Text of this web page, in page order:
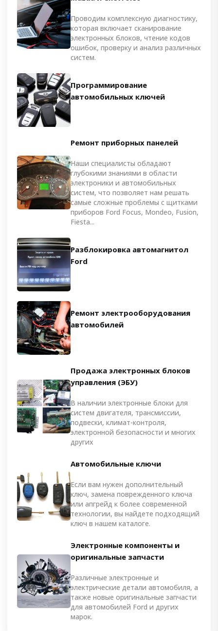
Проводим комплексную диагностику,
которая включает сканирование
электронных блоков, чтение кодов
ошибок, проверку и анализ различных
систем.
Программирование
автомобильных ключей
Ремонт приборных панелей
Наши специалисты обладают
глубокими знаниями в области
электроники и автомобильных
систем, что позволяет нам решать
самые сложные проблемы с щитками
приборов Ford Focus, Mondeo, Fusion,
Fiesta...
Разблокировка автомагнитол
Ford
Ремонт электрооборудования
автомобилей
Продажа электронных блоков
управления (ЭБУ)
В наличии электронные блоки для
систем двигателя, трансмиссии,
подвески, климат-контроля,
электронной безопасности и многих
других
Автомобильные ключи
Если вам нужен дополнительный
ключ, замена поврежденного ключа
или апгрейд к более современной
технологии, вы найдете подходящий
ключ в нашем каталоге.
Электронные компоненты и
оригинальные запчасти
Различные электронные и
электрические детали автомобиля, а
также новые оригинальные запчасти
для автомобилей Ford и других
марок.